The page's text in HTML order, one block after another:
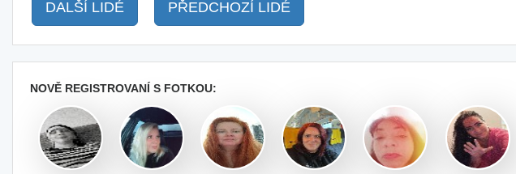
DALŠÍ LIDÉ PŘEDCHOZÍ LIDÉ
NOVĚ REGISTROVANÍ S FOTKOU: